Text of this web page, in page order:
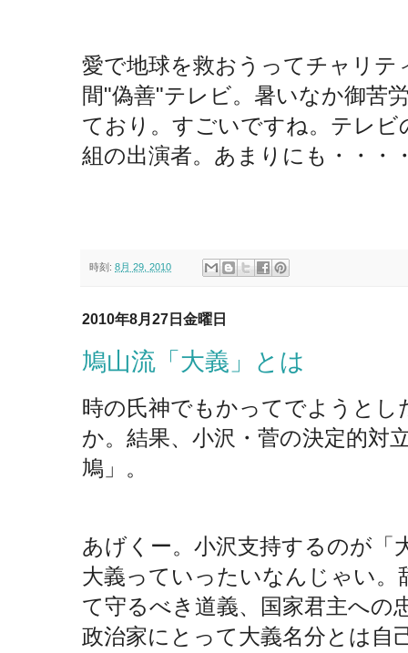
愛で地球を救おうってチャリテ
間"偽善"テレビ。暑いなか御苦
ており。すごいですね。テレ
組の出演者。あまりにも・・・
時刻: 8月 29, 2010
2010年8月27日金曜日
鳩山流「大義」とは
時の氏神でもかってでようと
か。結果、小沢・菅の決定的対
鳩」。
あげくー。小沢支持するのが「
大義っていったいなんじゃい。
て守るべき道義、国家君主への
政治家にとって大義名分とは自